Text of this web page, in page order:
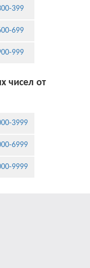
399
699
999
чисел от
3999
6999
9999